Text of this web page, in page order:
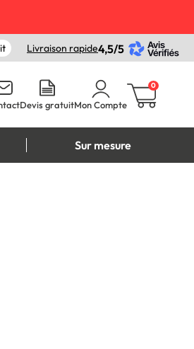
Livraison rapide4,5/5
Devis gratuitMon Compte
0
Sur mesure